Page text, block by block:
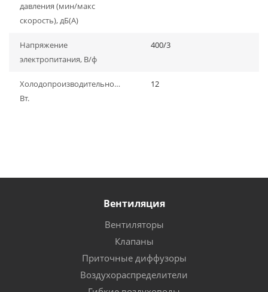
давления (мин/макс
скорость), дБ(A)
Напряжение
электропитания, В/ф
400/3
Холодопроизводительность,
Вт.
12
Вентиляция
Вентиляторы
Клапаны
Приточные диффузоры
Воздухораспределители